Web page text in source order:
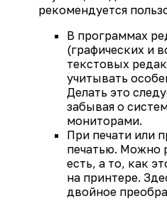
рекомендуется
В программах
(графических и
текстовых
учитывать
Делать это
забывая о
мониторами.
При печати или
печатью. Можно
есть, а то, как
на принтере.
двойное